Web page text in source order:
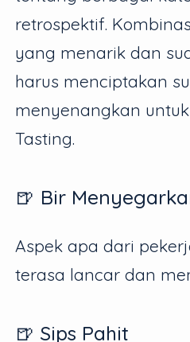
retrospektif.
yang menarik dan
harus menciptakan
menyenangkan
Tasting.
🍺 Bir
Aspek apa dari
terasa lancar dan
🍺 Sips Pahit